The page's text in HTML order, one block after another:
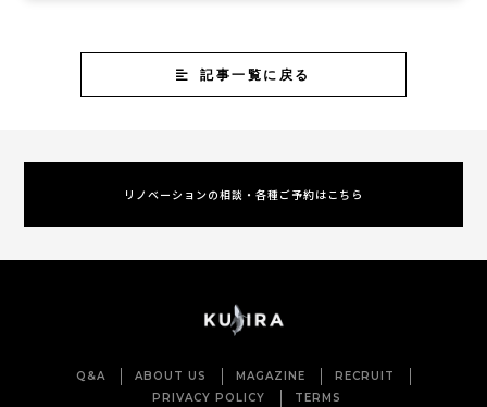
記事一覧に戻る
リノベーションの相談・各種ご予約はこちら
Q&A ABOUT US MAGAZINE
RECRUIT
PRIVACY POLICY
TERMS